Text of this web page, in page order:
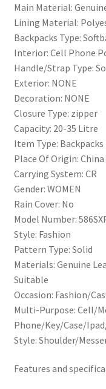
書
包
可
放
手
提
電
腦
ipad
書
本
數
量
Main Material:
Lining Material:
Backpacks Type:
Interior: Cell Phone
Handle/Strap Type:
Exterior: NONE
Decoration: NONE
Closure Type: zipper
Capacity: 20-35 Litre
Item Type: Backpacks
Place Of Origin:
Carrying System: CR
Gender: WOMEN
Rain Cover: No
Model Number:
Style: Fashion
Pattern Type: Solid
Materials: Genuine
Suitable
Occasion: Fashion/
Multi-Purpose: Cell/
Phone/Key/Case/
Style: Shoulder/
Features and